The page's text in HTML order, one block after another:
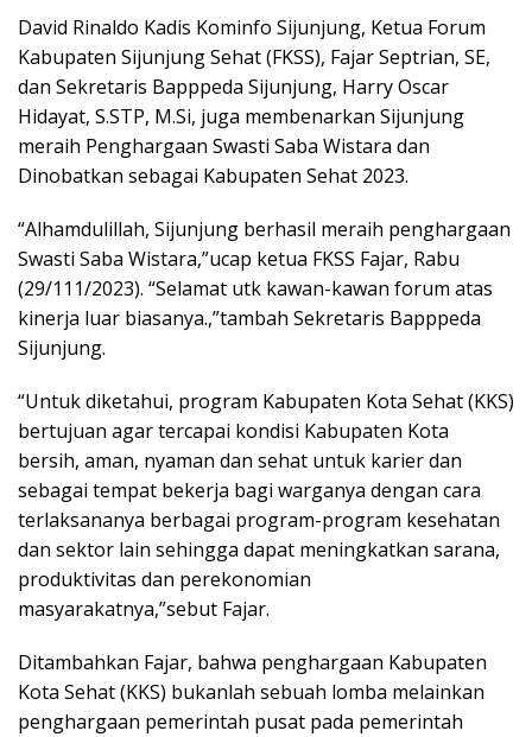
David Rinaldo Kadis Kominfo Sijunjung, Ketua Forum
Kabupaten Sijunjung Sehat (FKSS), Fajar Septrian, SE,
dan Sekretaris Bapppeda Sijunjung, Harry Oscar
Hidayat, S.STP, M.Si, juga membenarkan Sijunjung
meraih Penghargaan Swasti Saba Wistara dan
Dinobatkan sebagai Kabupaten Sehat 2023.
“Alhamdulillah, Sijunjung berhasil meraih penghargaan
Swasti Saba Wistara,”ucap ketua FKSS Fajar, Rabu
(29/111/2023). “Selamat utk kawan-kawan forum atas
kinerja luar biasanya.,”tambah Sekretaris Bapppeda
Sijunjung.
“Untuk diketahui, program Kabupaten Kota Sehat (KKS)
bertujuan agar tercapai kondisi Kabupaten Kota
bersih, aman, nyaman dan sehat untuk karier dan
sebagai tempat bekerja bagi warganya dengan cara
terlaksananya berbagai program-program kesehatan
dan sektor lain sehingga dapat meningkatkan sarana,
produktivitas dan perekonomian
masyarakatnya,”sebut Fajar.
Ditambahkan Fajar, bahwa penghargaan Kabupaten
Kota Sehat (KKS) bukanlah sebuah lomba melainkan
penghargaan pemerintah pusat pada pemerintah